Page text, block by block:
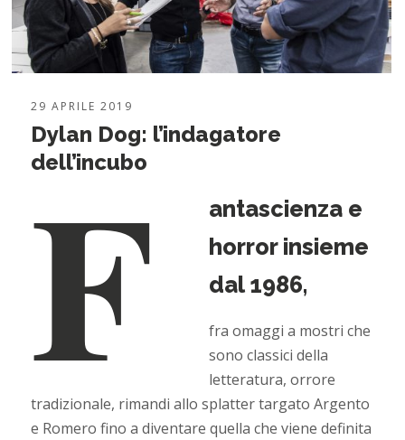
29 APRILE 2019
Dylan Dog: l’indagatore
dell’incubo
F
antascienza e
horror insieme
dal 1986,
fra omaggi a mostri che
sono classici della
letteratura, orrore
tradizionale, rimandi allo splatter targato Argento
e Romero fino a diventare quella che viene definita